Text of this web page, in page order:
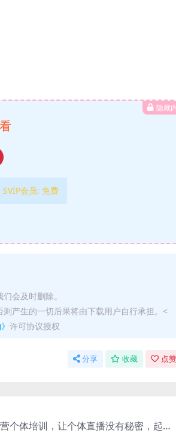
隐藏
SVIP会员: 免费
会及时删除。
产生的一切后果将由下载用户自行承担。<
许可协议授权
分享 收藏 点
个体培训，让个体直播没有秘密，起